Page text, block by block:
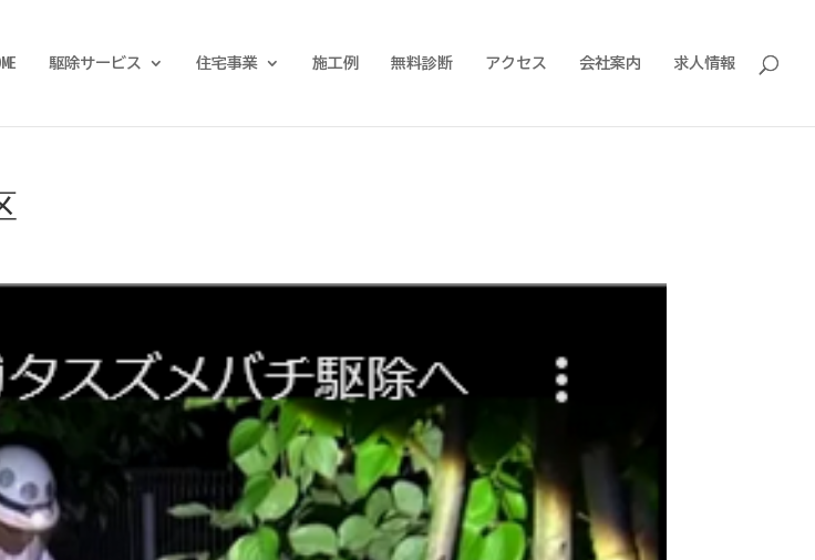
駆除サービス 住宅事業 施工例 無料診断 アクセス 会社案内 求人情報